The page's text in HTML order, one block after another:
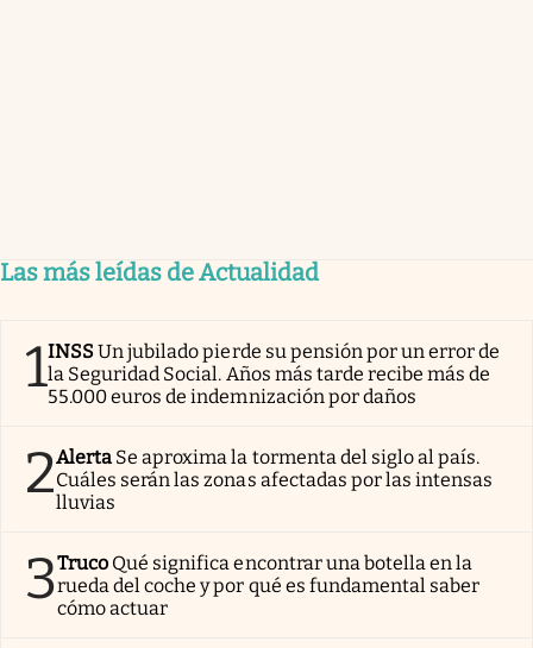
Las más leídas de Actualidad
1INSSUn jubilado pierde su pensión por un error de
la Seguridad Social. Años más tarde recibe más de
55.000 euros de indemnización por daños
2Alerta Se aproxima la tormenta del siglo al país.
Cuáles serán las zonas afectadas por las intensas
lluvias
3Truco Qué significa encontrar una botella en la
rueda del coche y por qué es fundamental saber
cómo actuar